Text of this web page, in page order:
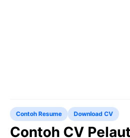
Contoh Resume Download CV
Contoh CV